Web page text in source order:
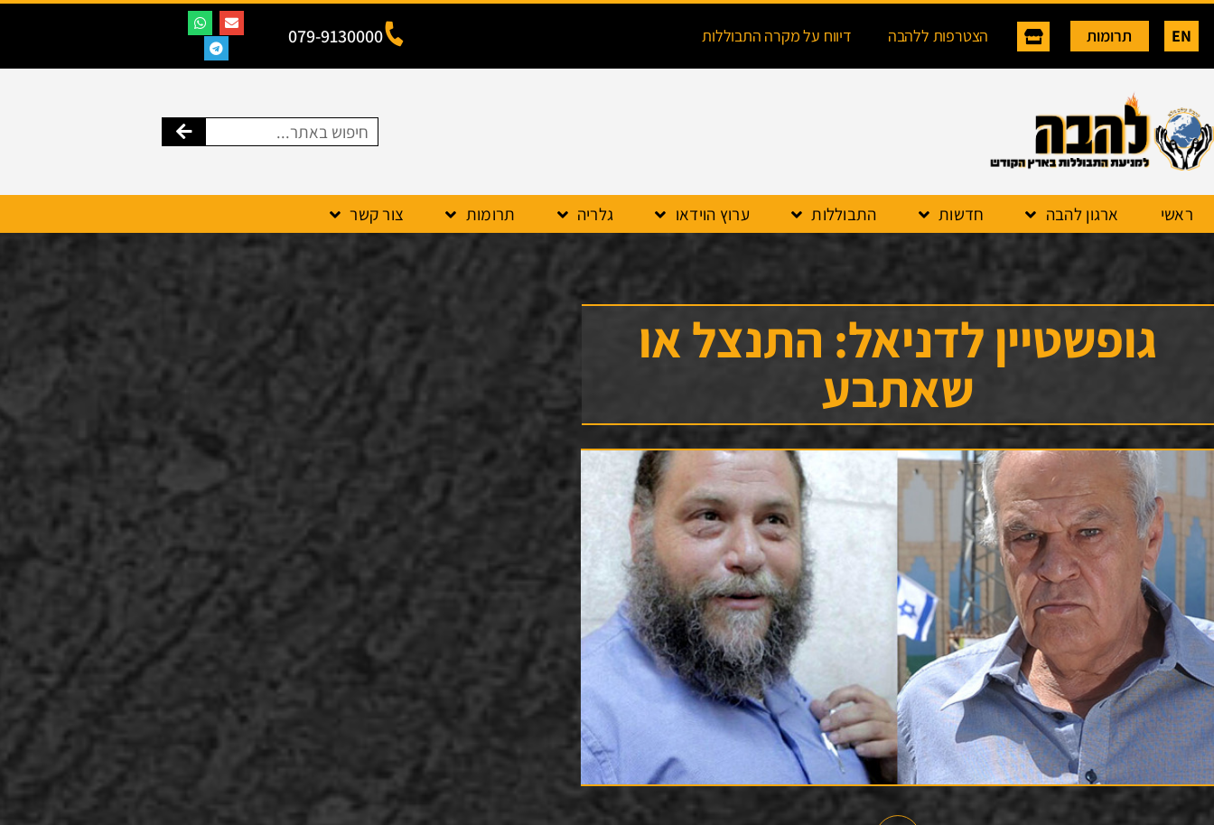
EN תרומות הצטרפות ללהבה דיווח על מקרה התבוללות 079-9130000
ראשי ארגון להבה חדשות התבוללות ערוץ הוידאו גלריה תרומות צור קשר
גופשטיין לדניאל: התנצל או
שאתבע